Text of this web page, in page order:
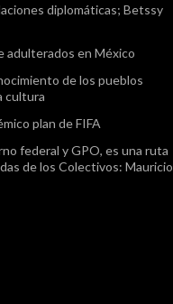
diplomáticas; Betssy
adulterados en México
de los pueblos
cultura
plan de FIFA
federal y GPO, es una ruta
de los Colectivos: Mauricio